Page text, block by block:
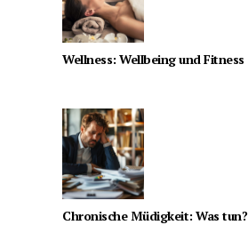
Wellness: Wellbeing und Fitness
Chronische Müdigkeit: Was tun?